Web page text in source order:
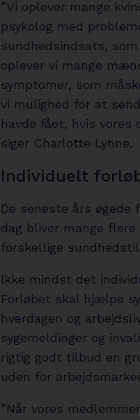
”Vi oplever mange
psykolog med
sundhedsindsats,
oplever vi mange
symptomer, som
vi mulighed for at
havde fået, hvis
siger Charlotte Lyhne.
Individuelt
De seneste års
dag bliver mange
forskellige
Ikke mindst det
Forløbet skal hjælpe
hverdagen og
sygemeldinger og
rigtig godt tilbud en
uden for
”Når vores